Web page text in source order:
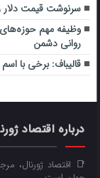
سرنوشت قیمت دلار
وظیفه مهم حوزه‌های
روانی دشمن
قالیباف: برخی با
درباره اقتصاد
📑 اقتصاد ژورنال،